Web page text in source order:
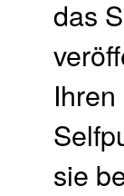
das
sie